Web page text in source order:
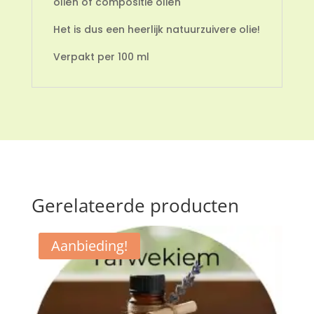
Het is dus een heerlijk natuurzuivere olie!
Verpakt per 100 ml
Gerelateerde producten
Aanbieding!